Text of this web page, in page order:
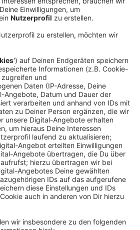
noch nicht dramatisch,
Bestanderhebung habe man einen
bemerkt. Dabei seien
durch die Corona-Pandemie ein
gewesen, so Sascha Horn,
der FDP-Ratsfraktion.
Vereinen im vergangenen Jahr
gegangen, vor allem im
hätten viele Mitglieder
Stadtsportbund und die
außerdem, dass besonders die
den Vereinen verloren geht. Die
sei deshalb wichtig,
Regeln gewohnt und hätten sich
mit den Coronaregeln